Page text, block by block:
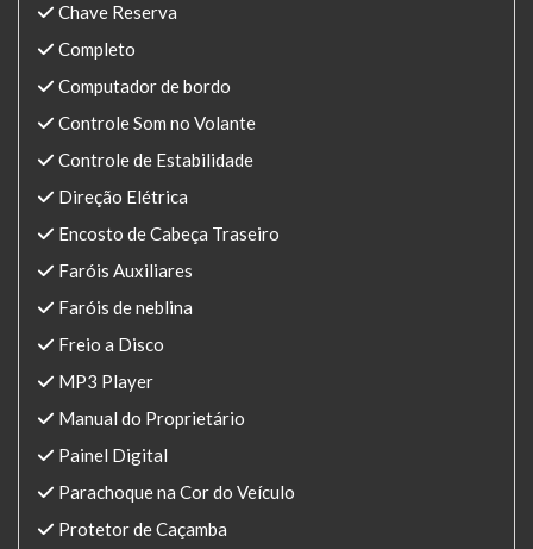
Chave Reserva
Completo
Computador de bordo
Controle Som no Volante
Controle de Estabilidade
Direção Elétrica
Encosto de Cabeça Traseiro
Faróis Auxiliares
Faróis de neblina
Freio a Disco
MP3 Player
Manual do Proprietário
Painel Digital
Parachoque na Cor do Veículo
Protetor de Caçamba